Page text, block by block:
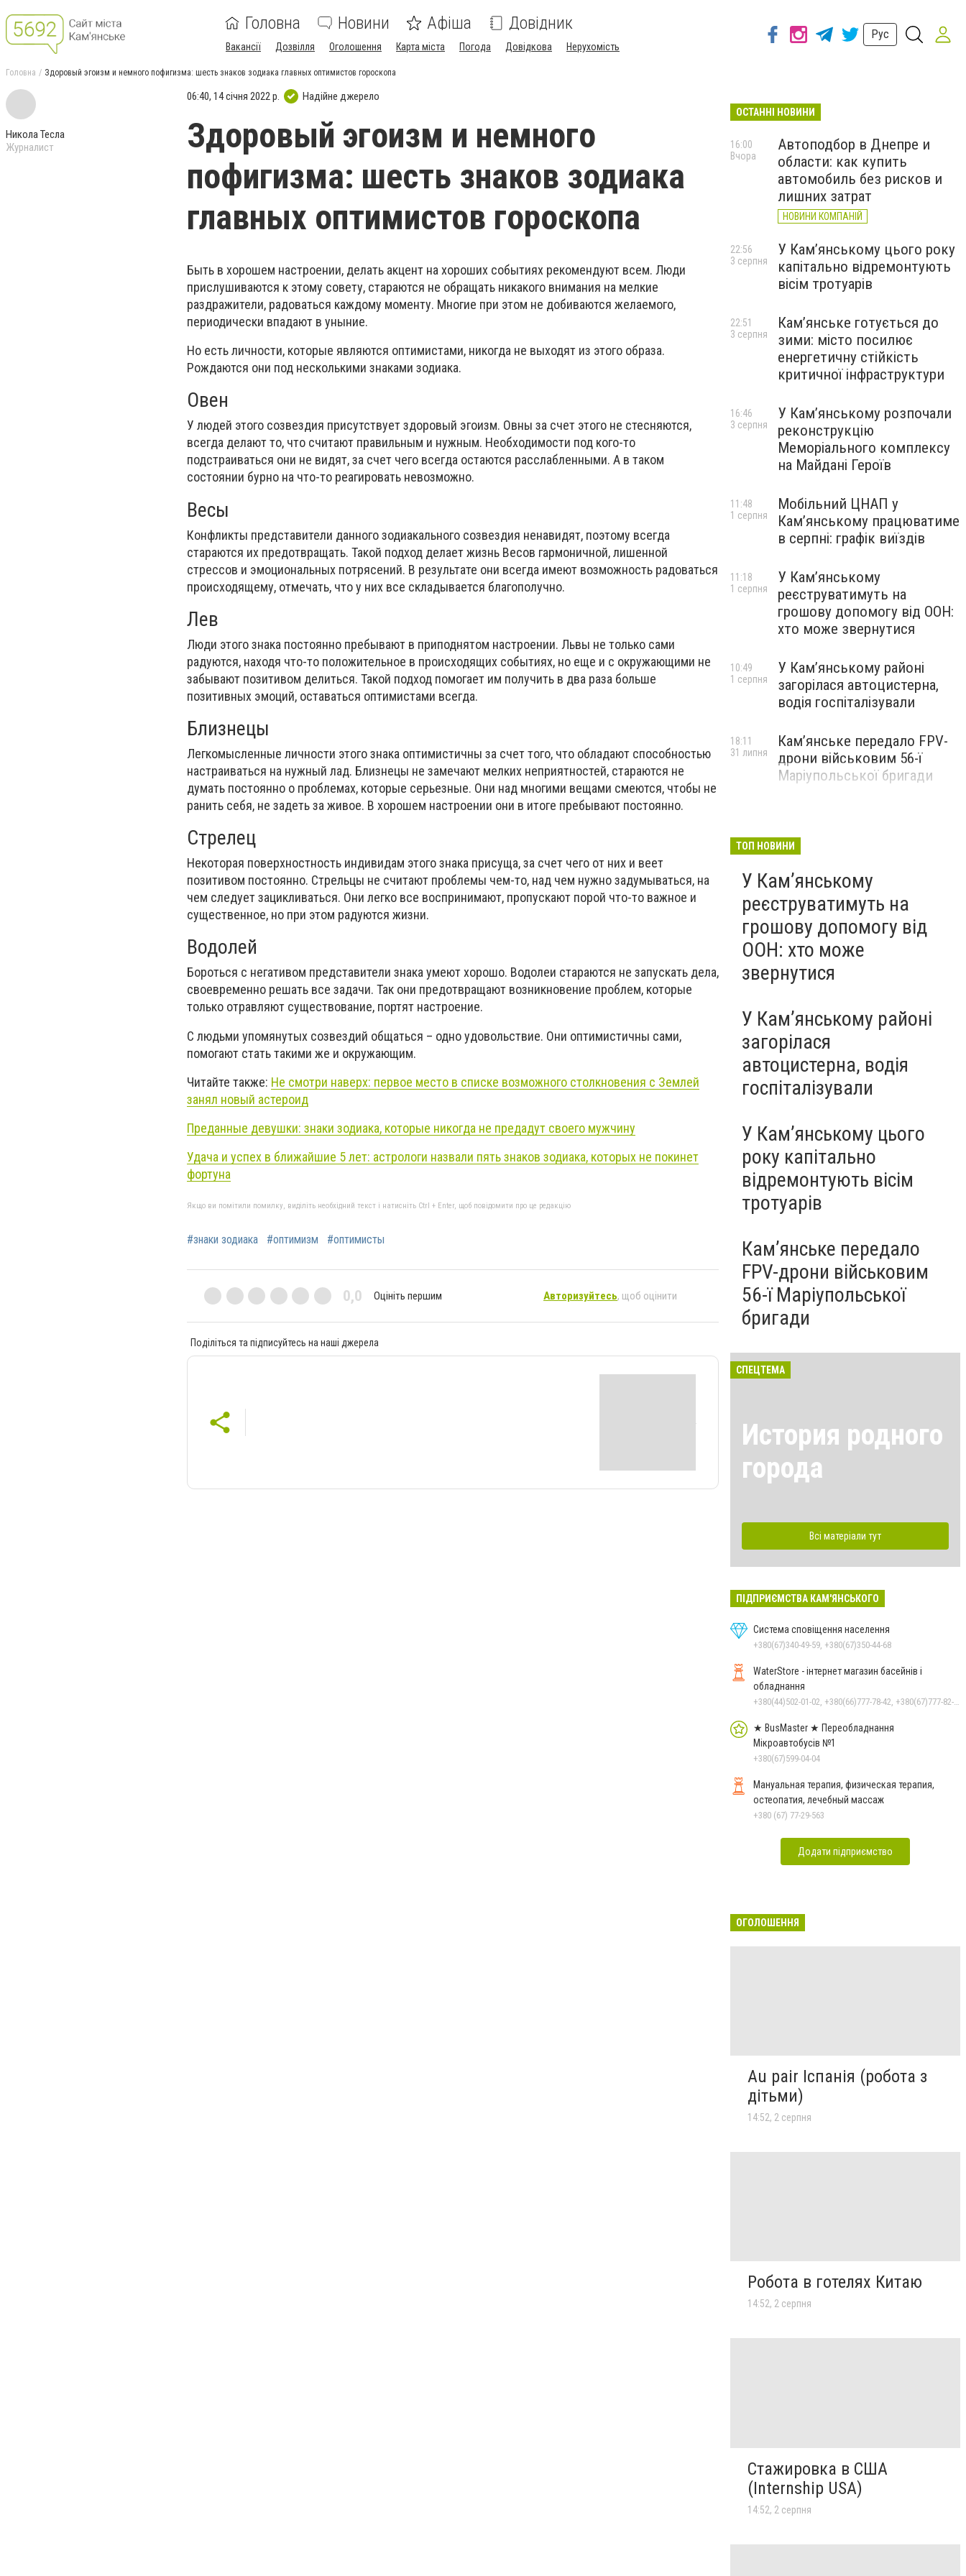
Головна Новини Афіша Довідник
Вакансії Дозвілля Оголошення Карта міста Погода Довідкова Нерухомість
Рус
Головна Здоровый эгоизм и немного пофигизма: шесть знаков зодиака главных оптимистов гороскопа
Никола Тесла
Журналист
06:40, 14 січня 2022 р. Надійне джерело
Здоровый эгоизм и немного
пофигизма: шесть знаков зодиака
главных оптимистов гороскопа
Быть в хорошем настроении, делать акцент на хороших событиях рекомендуют всем. Люди
прислушиваются к этому совету, стараются не обращать никакого внимания на мелкие
раздражители, радоваться каждому моменту. Многие при этом не добиваются желаемого,
периодически впадают в уныние.
Но есть личности, которые являются оптимистами, никогда не выходят из этого образа.
Рождаются они под несколькими знаками зодиака.
Овен
У людей этого созвездия присутствует здоровый эгоизм. Овны за счет этого не стесняются,
всегда делают то, что считают правильным и нужным. Необходимости под кого-то
подстраиваться они не видят, за счет чего всегда остаются расслабленными. А в таком
состоянии бурно на что-то реагировать невозможно.
Весы
Конфликты представители данного зодиакального созвездия ненавидят, поэтому всегда
стараются их предотвращать. Такой подход делает жизнь Весов гармоничной, лишенной
стрессов и эмоциональных потрясений. В результате они всегда имеют возможность радоваться
происходящему, отмечать, что у них все складывается благополучно.
Лев
Люди этого знака постоянно пребывают в приподнятом настроении. Львы не только сами
радуются, находя что-то положительное в происходящих событиях, но еще и с окружающими не
забывают позитивом делиться. Такой подход помогает им получить в два раза больше
позитивных эмоций, оставаться оптимистами всегда.
Близнецы
Легкомысленные личности этого знака оптимистичны за счет того, что обладают способностью
настраиваться на нужный лад. Близнецы не замечают мелких неприятностей, стараются не
думать постоянно о проблемах, которые серьезные. Они над многими вещами смеются, чтобы не
ранить себя, не задеть за живое. В хорошем настроении они в итоге пребывают постоянно.
Стрелец
Некоторая поверхностность индивидам этого знака присуща, за счет чего от них и веет
позитивом постоянно. Стрельцы не считают проблемы чем-то, над чем нужно задумываться, на
чем следует зацикливаться. Они легко все воспринимают, пропускают порой что-то важное и
существенное, но при этом радуются жизни.
Водолей
Бороться с негативом представители знака умеют хорошо. Водолеи стараются не запускать дела,
своевременно решать все задачи. Так они предотвращают возникновение проблем, которые
только отравляют существование, портят настроение.
С людьми упомянутых созвездий общаться – одно удовольствие. Они оптимистичны сами,
помогают стать такими же и окружающим.
Читайте также: Не смотри наверх: первое место в списке возможного столкновения с Землей
занял новый астероид
Преданные девушки: знаки зодиака, которые никогда не предадут своего мужчину
Удача и успех в ближайшие 5 лет: астрологи назвали пять знаков зодиака, которых не покинет
фортуна
Якщо ви помітили помилку, виділіть необхідний текст і натисніть Ctrl + Enter, щоб повідомити про це редакцію
#знаки зодиака #оптимизм #оптимисты
0,0 Оцініть першим Авторизуйтесь, щоб оцінити
Поділіться та підписуйтесь на наші джерела
ОСТАННІ НОВИНИ
Автоподбор в Днепре и
области: как купить
автомобиль без рисков и
лишних затрат
НОВИНИ КОМПАНІЙ
16:00
Вчора
У Кам’янському цього року
капітально відремонтують
вісім тротуарів
22:56
3 серпня
Кам’янське готується до
зими: місто посилює
енергетичну стійкість
критичної інфраструктури
22:51
3 серпня
У Кам’янському розпочали
реконструкцію
Меморіального комплексу
на Майдані Героїв
16:46
3 серпня
Мобільний ЦНАП у
Кам’янському працюватиме
в серпні: графік виїздів
11:48
1 серпня
У Кам’янському
реєструватимуть на
грошову допомогу від ООН:
хто може звернутися
11:18
1 серпня
У Кам’янському районі
загорілася автоцистерна,
водія госпіталізували
10:49
1 серпня
Кам’янське передало FPV-
дрони військовим 56-ї
Маріупольської бригади
18:11
31 липня
ТОП НОВИНИ
У Кам’янському
реєструватимуть на
грошову допомогу від
ООН: хто може
звернутися
У Кам’янському районі
загорілася
автоцистерна, водія
госпіталізували
У Кам’янському цього
року капітально
відремонтують вісім
тротуарів
Кам’янське передало
FPV-дрони військовим
56-ї Маріупольської
бригади
СПЕЦТЕМА
История родного
города
Всі матеріали тут
ПІДПРИЄМСТВА КАМ'ЯНСЬКОГО
Система сповіщення населення
+380(67)340-49-59, +380(67)350-44-68
WaterStore - інтернет магазин басейнів і
обладнання
★ BusMaster ★ Переобладнання
Мікроавтобусів №1
+380(67)599-04-04
Мануальная терапия, физическая терапия,
остеопатия, лечебный массаж
+380 (67) 77-29-563
Додати підприємство
ОГОЛОШЕННЯ
Au pair Іспанія (робота з
дітьми)
14:52, 2 серпня
Робота в готелях Китаю
14:52, 2 серпня
Стажировка в США
(Internship USA)
14:52, 2 серпня